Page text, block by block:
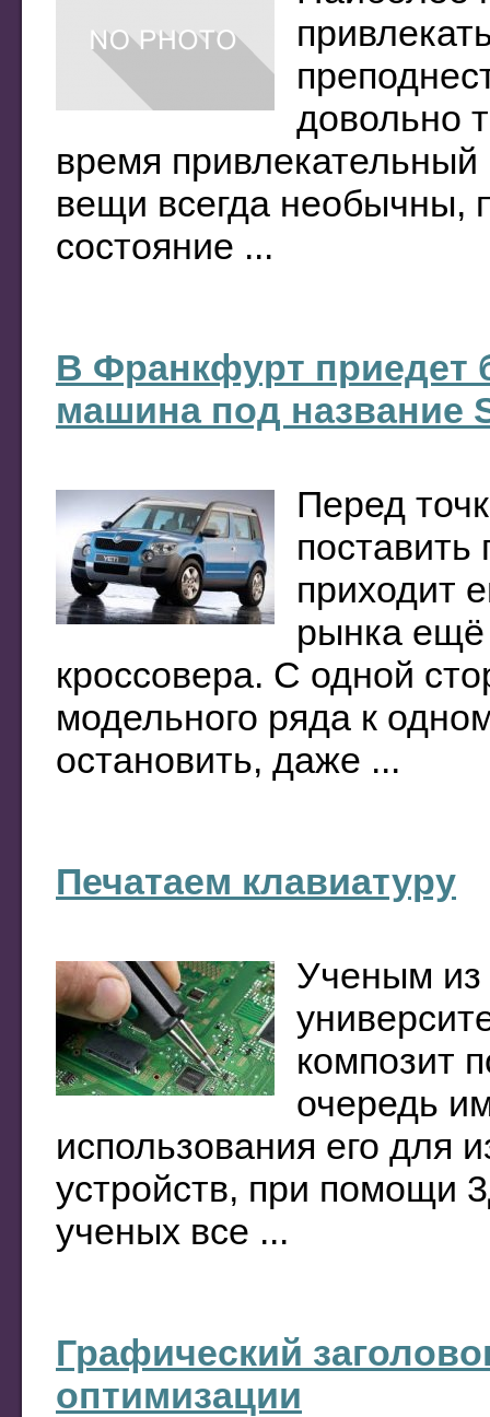
довольно
время
вещи всегда необычны,
состояние ...
В Франкфурт приедет
машина под название
Перед
поставить
приходит
рынка ещё
кроссовера. С одной
модельного ряда к
остановить, даже ...
Печатаем клавиатуру
Ученым из
композит
очередь
использования его для
устройств, при помощи
ученых все ...
Графический
оптимизации